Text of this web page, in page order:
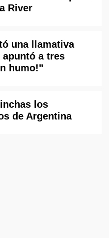
River
una llamativa
a tres
humo!"
los
de Argentina